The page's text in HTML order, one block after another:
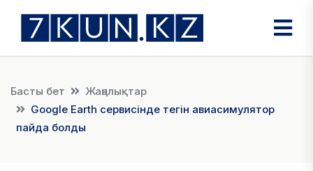
Басты бет
Жаңалықтар
Google Earth сервисінде тегін авиасимулятор
пайда болды